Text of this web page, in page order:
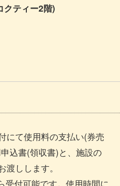
クティー2階)
にて使用料の支払い(券売
込書(領収書)と、施設の
しします。
受付可能です。使用時間に